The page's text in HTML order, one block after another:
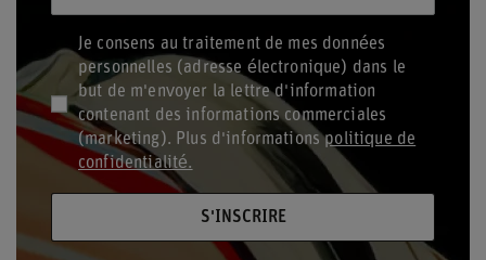
Je consens au traitement de mes données
personnelles (adresse électronique) dans le
but de m'envoyer la lettre d'information
contenant des informations commerciales
(marketing). Plus d'informationspolitique de
confidentialité.
S'INSCRIRE